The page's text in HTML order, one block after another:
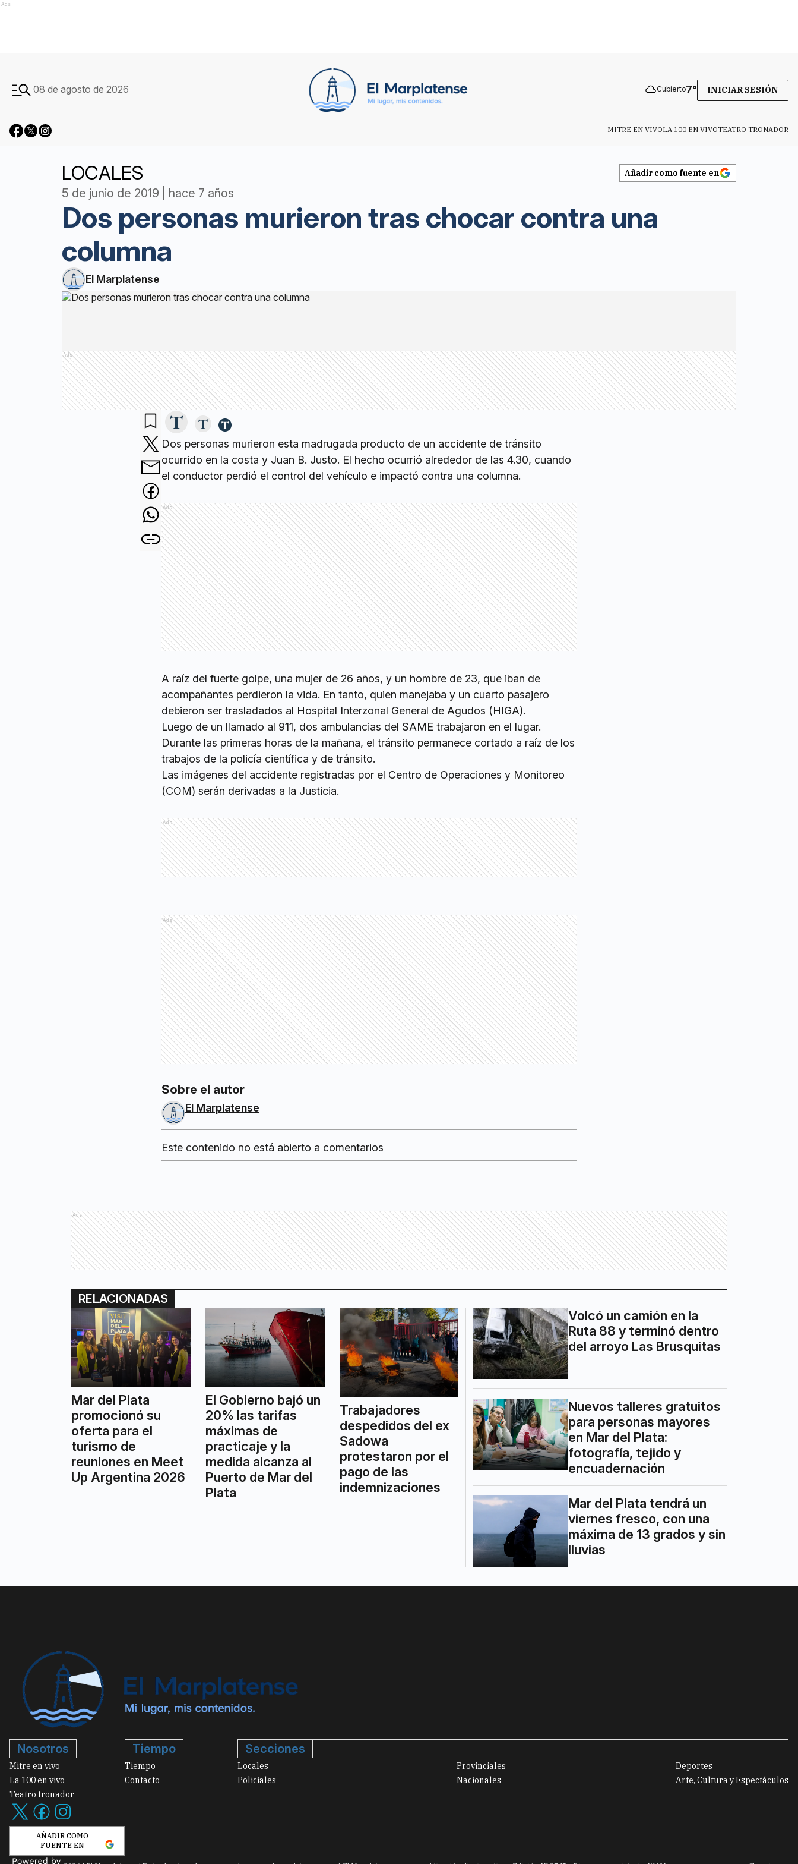
Ads
08 de agosto de 2026 Cubierto7° INICIAR SESIÓN
MITRE EN VIVOLA 100 EN VIVOTEATRO TRONADOR
LOCALES Añadir como fuente en
5 de junio de 2019 | hace 7 años
Dos personas murieron tras chocar contra una
columna
El Marplatense
Ads
Dos personas murieron esta madrugada producto de un accidente de tránsito
ocurrido en la costa y Juan B. Justo. El hecho ocurrió alrededor de las 4.30, cuando
el conductor perdió el control del vehículo e impactó contra una columna.
Ads
A raíz del fuerte golpe, una mujer de 26 años, y un hombre de 23, que iban de
acompañantes perdieron la vida. En tanto, quien manejaba y un cuarto pasajero
debieron ser trasladados al Hospital Interzonal General de Agudos (HIGA).
Luego de un llamado al 911, dos ambulancias del SAME trabajaron en el lugar.
Durante las primeras horas de la mañana, el tránsito permanece cortado a raíz de los
trabajos de la policía científica y de tránsito.
Las imágenes del accidente registradas por el Centro de Operaciones y Monitoreo
(COM) serán derivadas a la Justicia.
Ads
Ads
Sobre el autor
El Marplatense
Este contenido no está abierto a comentarios
Ads
RELACIONADAS
Mar del Plata
promocionó su
oferta para el
turismo de
reuniones en Meet
Up Argentina 2026
El Gobierno bajó un
20% las tarifas
máximas de
practicaje y la
medida alcanza al
Puerto de Mar del
Plata
Trabajadores
despedidos del ex
Sadowa
protestaron por el
pago de las
indemnizaciones
Volcó un camión en la
Ruta 88 y terminó dentro
del arroyo Las Brusquitas
Nuevos talleres gratuitos
para personas mayores
en Mar del Plata:
fotografía, tejido y
encuadernación
Mar del Plata tendrá un
viernes fresco, con una
máxima de 13 grados y sin
lluvias
Nosotros
Mitre en vivo
La 100 en vivo
Teatro tronador
AÑADIR COMO
FUENTE EN
Tiempo
Tiempo
Contacto
Secciones
Locales
Policiales
Provinciales
Nacionales
Deportes
Arte, Cultura y Espectáculos